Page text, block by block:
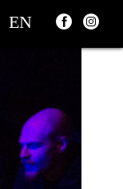
EN